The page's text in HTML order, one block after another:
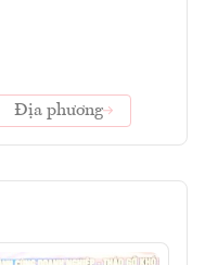
Địa phương